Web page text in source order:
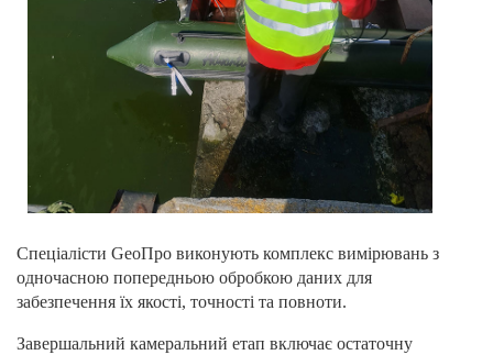
Спеціалісти GeoПро виконують комплекс вимірювань з
одночасною попередньою обробкою даних для
забезпечення їх якості, точності та повноти.
Завершальний камеральний етап включає остаточну